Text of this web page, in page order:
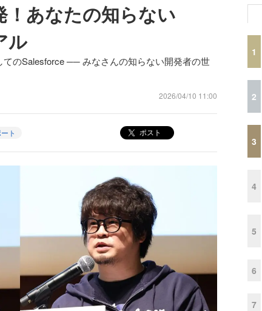
あなたの知らない
ル
てのSalesforce ── みなさんの知らない開発者の世
2026/04/10 11:00
ト ポスト
1
2
3
4
5
6
7